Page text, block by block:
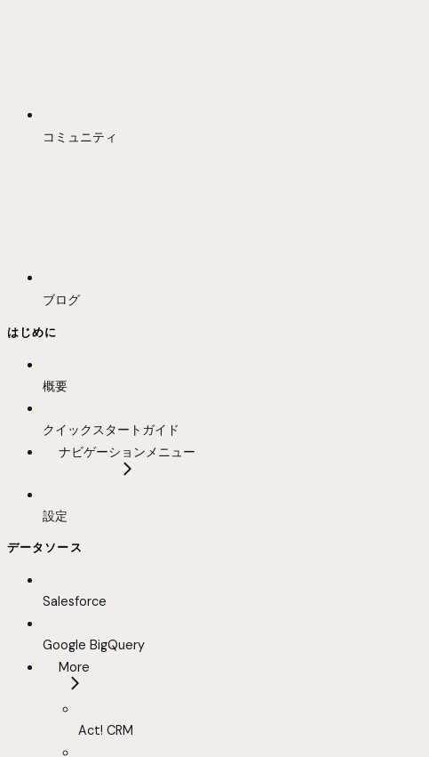
コミュニティ
ブログ
はじめに
概要
クイックスタートガイド
ナビゲーションメニュー
設定
データソース
Salesforce
Google BigQuery
More
Act! CRM